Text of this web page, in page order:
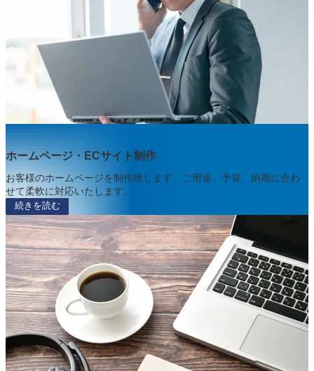
ホームページ・ECサイト制作
お客様のホームページを制作致します。ご用途、予算、納期に合わ
せて柔軟に対応いたします。
続きを読む